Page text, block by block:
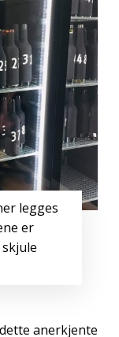
legges
er
anerkjente